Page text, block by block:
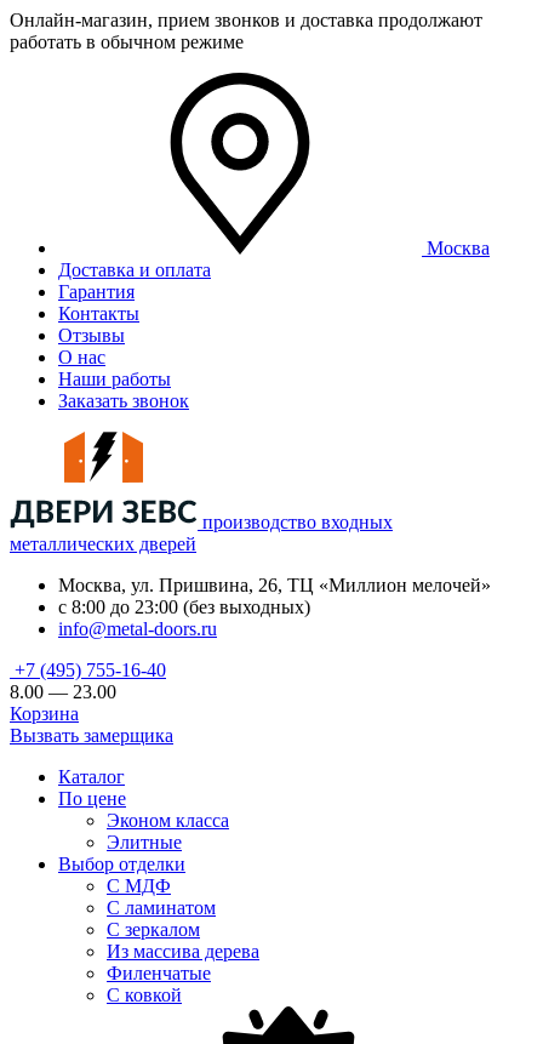
Онлайн-магазин, прием звонков и доставка продолжают
работать в обычном режиме
Москва
Доставка и оплата
Гарантия
Контакты
Отзывы
О нас
Наши работы
Заказать звонок
производство входных
металлических дверей
Москва, ул. Пришвина, 26, ТЦ «Миллион мелочей»
с 8:00 до 23:00 (без выходных)
info@metal-doors.ru
+7 (495) 755-16-40
8.00 — 23.00
Корзина
Вызвать замерщика
Каталог
По цене
Эконом класса
Элитные
Выбор отделки
С МДФ
С ламинатом
С зеркалом
Из массива дерева
Филенчатые
С ковкой